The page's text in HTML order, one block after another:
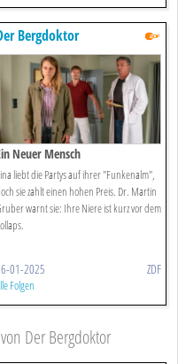
Bergdoktor
Neuer Mensch
liebt die Partys auf ihrer "Funkenalm",
sie zahlt einen hohen Preis. Dr. Martin
warnt sie: Ihre Niere ist kurz vor dem
01-2025 ZDF
Folgen
Der Bergdoktor